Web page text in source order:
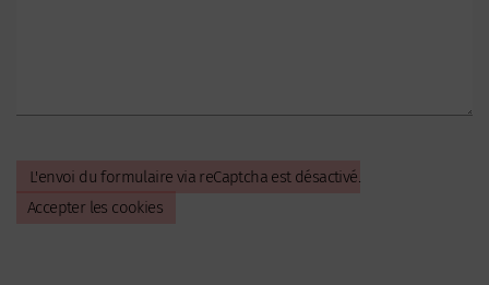
L'envoi du formulaire via reCaptcha est désactivé.
Accepter les cookies